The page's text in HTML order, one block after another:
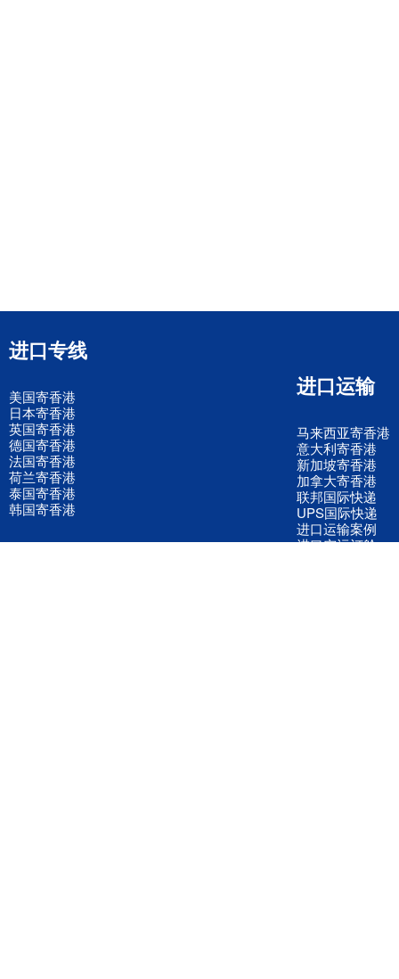
进口专线
美国寄香港
日本寄香港
英国寄香港
德国寄香港
法国寄香港
荷兰寄香港
泰国寄香港
韩国寄香港
进口运输
马来西亚寄香港
意大利寄香港
新加坡寄香港
加拿大寄香港
联邦国际快递
UPS国际快递
进口运输案例
进口空运订舱